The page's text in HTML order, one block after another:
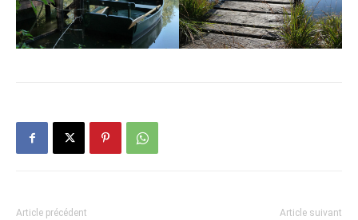
Article précédent Article suivant